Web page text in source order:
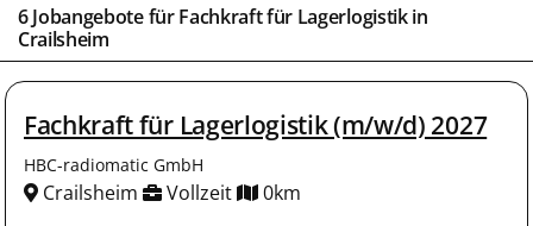
6 Jobangebote fürFachkraft für Lagerlogistikin
Crailsheim
Fachkraft für Lagerlogistik (m/w/d) 2027
HBC-radiomatic GmbH
Crailsheim Vollzeit 0km